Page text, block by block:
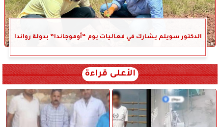
الدكتور سويلم يشارك في فعاليات يوم “أوموجاندا” بدولة رواندا
الأعلى قراءة